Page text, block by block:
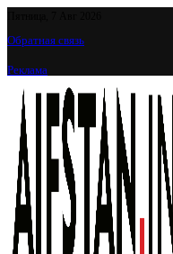
Обратная связь
Реклама